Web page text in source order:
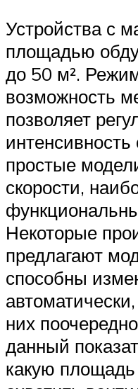
Устройства с
площадью
до 50 м².
возможность
позволяет
простые
скорости,
Некоторые
предлагают
способны
них
данный
какую